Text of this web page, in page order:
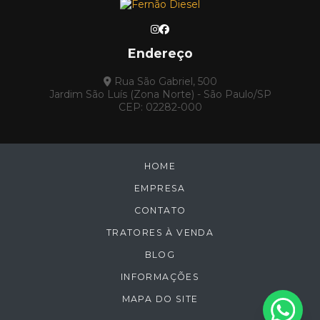
Endereço
Rua São Gabriel, 500
Jardim São Luís (Zona Norte) - São Paulo/SP
CEP: 02282-000
HOME
EMPRESA
CONTATO
TRATORES À VENDA
BLOG
INFORMAÇÕES
MAPA DO SITE